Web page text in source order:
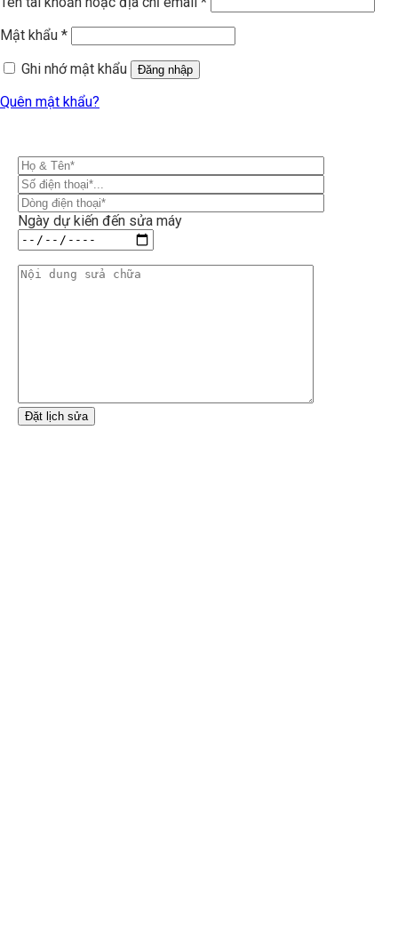
Mật khẩu *
Ghi nhớ mật khẩu
Đăng nhập
Quên mật khẩu?
Ngày dự kiến đến sửa máy